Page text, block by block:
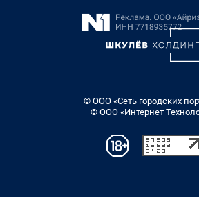
© ООО «Сеть городских
© ООО «Интернет